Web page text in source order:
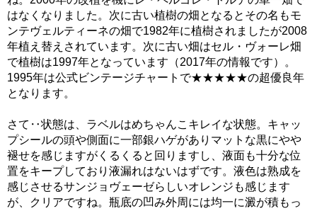
はなくなりました。次に古い植樹の畑となるとその名もモ
ンテヴェルティーネの畑で1982年に植樹されましたが2008
年植え替えされています。次に古い畑はセル・ヴォーレ畑
で植樹は1997年となっています（2017年の情報です）。
1995年は公式ビンテージチャートで★★★★★の超優良年
となります。
さて‥状態は、ラベルはめちゃんこキレイな状態。キャッ
プシールの頭や側面に一部銀ハゲがありマットな黒にやや
褪せを感じますがくるくると回りますし、液面も十分な位
置をキープしており液漏れはないはずです。液色は熟成を
感じさせるサンジョヴェーゼらしいオレンジも感じます
が、クリアですね。瓶底の凹み外周には均一に澱が積もっ